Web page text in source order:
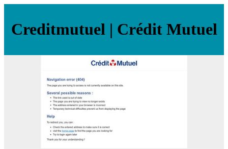
Credit­mu­tuel | Crédit Mutuel